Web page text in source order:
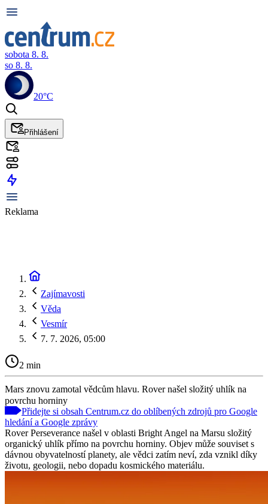
sobota 8. 8.
so 8. 8.
20°C
Přihlášení
Reklama
Zajímavosti
Věda
Vesmír
7. 7. 2026, 05:00
2 min
Mars znovu zamotal vědcům hlavu. Rover našel složitý uhlík na
povrchu horniny
Přidejte si obsah Centrum.cz do oblíbených zdrojů pro Google
hledání a Google zprávy
Rover Perseverance našel v oblasti Bright Angel na Marsu složitý
organický uhlík přímo na povrchu horniny. Objev může souviset s
dávnou obyvatelností planety, ale vědci zatím neví, zda vznikl díky
životu, geologii, nebo dopadu kosmického materiálu.